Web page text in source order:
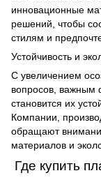
инновационные
решений, чтобы
стилям и
Устойчивость и
С увеличением
вопросов, важным
становится их
Компании,
обращают
материалов и
Где купить